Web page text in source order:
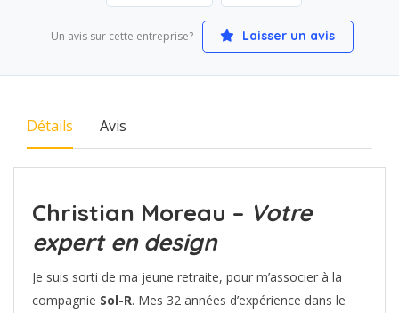
Un avis sur cette entreprise? Laisser un avis
Détails Avis
Christian Moreau – Votre
expert en design
Je suis sorti de ma jeune retraite, pour m’associer à la
compagnie Sol-R. Mes 32 années d’expérience dans le